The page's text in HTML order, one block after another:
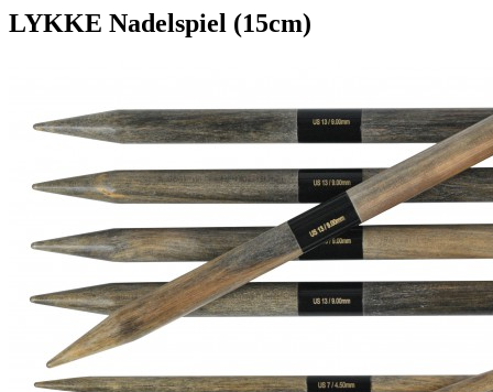
LYKKE Nadelspiel (15cm)